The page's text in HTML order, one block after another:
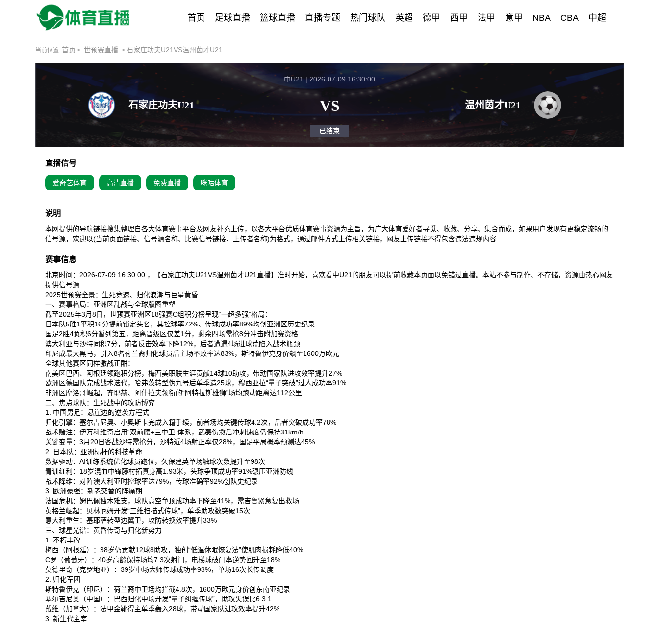
首页 足球直播 篮球直播 直播专题 热门球队 英超 德甲 西甲 法甲 意甲 NBA CBA 中超
当前位置: 首页 > 世预赛直播 > 石家庄功夫U21VS温州茵才U21
石家庄功夫U21
中U21 | 2026-07-09 16:30:00
VS
已结束
温州茵才U21
直播信号
爱奇艺体育 高清直播 免费直播 咪咕体育
说明
本网提供的导航链接搜集整理自各大体育赛事平台及网友补充上传，以各大平台优质体育赛事资源为主旨，为广大体育爱好者寻觅、收藏、分享、集合而成，如果用户发现有更稳定流畅的
信号源，欢迎以(当前页面链接、信号源名称、比赛信号链接、上传者名称)为格式，通过邮件方式上传相关链接，网友上传链接不得包含违法违规内容.
赛事信息
北京时间：2026-07-09 16:30:00 ，【石家庄功夫U21VS温州茵才U21直播】准时开始，喜欢看中U21的朋友可以提前收藏本页面以免错过直播。本站不参与制作、不存储，资源由热心网友
提供信号源
2025世预赛全景：生死竞速、归化浪潮与巨星黄昏
一、赛事格局：亚洲区乱战与全球版图重塑
截至2025年3月8日，世预赛亚洲区18强赛C组积分榜呈现“一超多强”格局：
日本队‌5胜1平积16分提前锁定头名，其控球率72%、传球成功率89%均创亚洲区历史纪录‌
国足‌2胜4负积6分暂列第五，距离晋级区仅差1分，剩余四场需抢8分冲击附加赛资格‌
澳大利亚‌与‌沙特‌同积7分，前者反击效率下降12%，后者遭遇4场进球荒陷入战术瓶颈‌
印尼‌成最大黑马，引入8名荷兰裔归化球员后主场不败率达83%，斯特鲁伊克身价飙至1600万欧元‌
全球其他赛区同样激战正酣：
南美区‌巴西、阿根廷领跑积分榜，梅西美职联生涯贡献14球10助攻，带动国家队进攻效率提升27%‌
欧洲区‌德国队完成战术迭代，哈弗茨转型伪九号后单季造25球，穆西亚拉“量子突破”过人成功率91%‌
非洲区‌摩洛哥崛起，齐耶赫、阿什拉夫领衔的“阿特拉斯雄狮”场均跑动距离达112公里‌
二、焦点球队：生死战中的攻防博弈
1. 中国男足：悬崖边的逆袭方程式
归化引擎‌：塞尔吉尼奥、小奥斯卡完成入籍手续，前者场均关键传球4.2次，后者突破成功率78%‌
战术赌注‌：伊万科维奇启用“双前腰+三中卫”体系，武磊伤愈后冲刺速度仍保持31km/h‌
关键变量‌：3月20日客战沙特需抢分，沙特近4场射正率仅28%，国足平局概率预测达45%‌
2. 日本队：亚洲标杆的科技革命
数据驱动‌：AI训练系统优化球员跑位，久保建英单场触球次数提升至98次‌
青训红利‌：18岁混血中锋藤村拓真身高1.93米，头球争顶成功率91%碾压亚洲防线‌
战术降维‌：对阵澳大利亚时控球率达79%，传球准确率92%创队史纪录‌
3. 欧洲豪强：新老交替的阵痛期
法国危机‌：姆巴佩独木难支，球队高空争顶成功率下降至41%，需吉鲁紧急复出救场‌
英格兰崛起‌：贝林厄姆开发“三维扫描式传球”，单季助攻数突破15次‌
意大利重生‌：基耶萨转型边翼卫，攻防转换效率提升33%‌
三、球星光谱：黄昏传奇与归化新势力
1. 不朽丰碑
梅西‌（阿根廷）：38岁仍贡献12球8助攻，独创“低温休眠恢复法”使肌肉损耗降低40%‌
C罗‌（葡萄牙）：40岁高龄保持场均7.3次射门，电梯球破门率逆势回升至18%‌
莫德里奇‌（克罗地亚）：39岁中场大师传球成功率93%，单场16次长传调度‌
2. 归化军团
斯特鲁伊克‌（印尼）：荷兰裔中卫场均拦截4.8次，1600万欧元身价创东南亚纪录‌
塞尔吉尼奥‌（中国）：巴西归化中场开发“量子纠缠传球”，助攻失误比6.3:1‌
戴维‌（加拿大）：法甲金靴得主单季轰入28球，带动国家队进攻效率提升42%‌
3. 新生代主宰